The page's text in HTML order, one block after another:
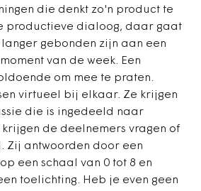
die denkt zo'n product te
productieve dialoog, daar gaat
langer gebonden zijn aan een
van de week. Een
om mee te praten.
virtueel bij elkaar. Ze krijgen
die is ingedeeld naar
de deelnemers vragen of
Zij antwoorden door een
een schaal van 0 tot 8 en
toelichting. Heb je even geen